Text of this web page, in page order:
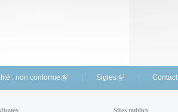
: non conforme (link is external)
Sigles(link is external)
Contact
Sites publics